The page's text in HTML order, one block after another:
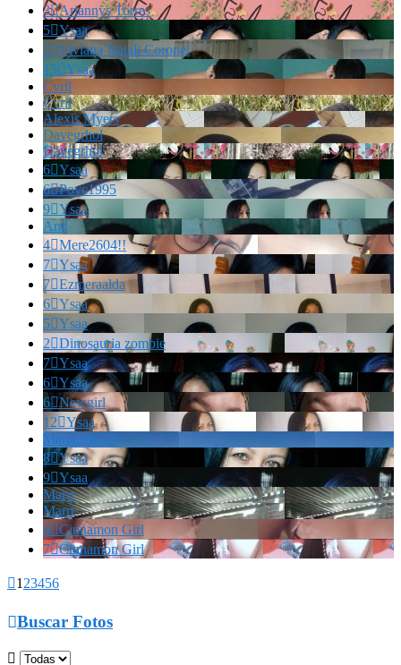
3Ariannys Torres
5Ysaa
2Viviana Natali Coronel
15Ysaa
Cvril
Cvril
Alexis Myers
Davegrhol
Davegrhol
6Ysaa
6Povc1995
9Ysaa
And
4Mere2604!!
7Ysaa
7Ezmeraalda
6Ysaa
5Ysaa
2Dinosauria zombie
7Ysaa
6Ysaa
6Newgirl
12Ysaa
Marianella!!!
8Ysaa
9Ysaa
Marrr
Marrr
6Cinnamon Girl
7Cinnamon Girl
1 23456
Buscar Fotos
